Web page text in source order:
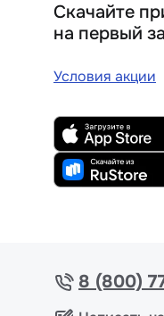
Скачайте
на первый
Условия акции
8 (800)